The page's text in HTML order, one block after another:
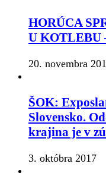
HORÚCA
U KOTLEBU
20. novembra
ŠOK:
Slovensko.
krajina je v
3. októbra 2017